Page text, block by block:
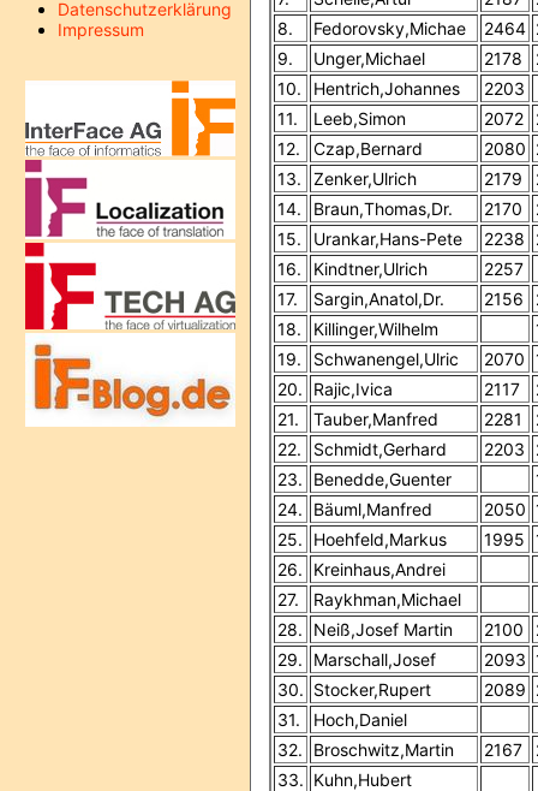
Datenschutzerklärung
Impressum
8.
Fedorovsky,Michae 2464
9.
Unger,Michael 2178
10.
Hentrich,Johannes
2203
11.
Leeb,Simon 2072
12.
Czap,Bernard 2080
13.
Zenker,Ulrich 2179
14.
Braun,Thomas,Dr. 2170
15.
Urankar,Hans-Pete 2238
16.
Kindtner,Ulrich
2257
17.
Sargin,Anatol,Dr. 2156
18.
Killinger,Wilhelm
19.
Schwanengel,Ulric 2070
20.
Rajic,Ivica 2117
21.
Tauber,Manfred 2281
22.
Schmidt,Gerhard 2203
23.
Benedde,Guenter
24.
Bäuml,Manfred 2050
25.
Hoehfeld,Markus 1995
26.
Kreinhaus,Andrei
27.
Raykhman,Michael
28.
Neiß,Josef Martin 2100
29.
Marschall,Josef 2093
30. Stocker,Rupert 2089
31.
Hoch,Daniel
32.
Broschwitz,Martin 2167
33. Kuhn,Hubert